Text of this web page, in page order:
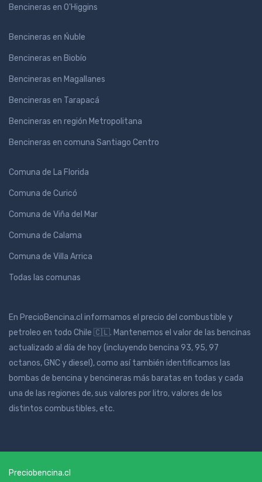
Bencineras en O'Higgins
Bencineras en Ńuble
Bencineras en Biobío
Bencineras en Magallanes
Bencineras en Tarapacá
Bencineras en región Metropolitana
Bencineras en comuna Santiago Centro
Comuna de La Florida
Comuna de Curicó
Comuna de Viña del Mar
Comuna de Calama
Comuna de Villa Arrica
Todas las comunas
En PrecioBencina.cl informamos el precio del combustible y
petroleo en todo Chile 🇨🇱. Mantenemos el valor de las bencinas
actualizado al día de hoy (incluyendo bencina 93, 95, 97
octanos, GNC y diesel), como así también identificamos las
bombas de bencina y bencineras más baratas en todas y cada
una de las regiones de, sus valores por litro, valores de los
distintos combustibles, etc.
Preciobencina.cl